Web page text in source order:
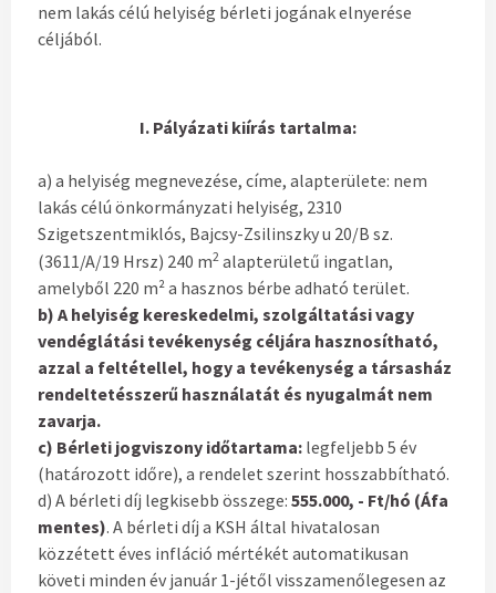
nem lakás célú helyiség bérleti jogának elnyerése
céljából.
I. Pályázati kiírás tartalma:
a) a helyiség megnevezése, címe, alapterülete: nem
lakás célú önkormányzati helyiség, 2310
Szigetszentmiklós, Bajcsy-Zsilinszky u 20/B sz.
(3611/A/19 Hrsz) 240 m2 alapterületű ingatlan,
amelyből 220 m² a hasznos bérbe adható terület.
b) A helyiség kereskedelmi, szolgáltatási vagy
vendéglátási tevékenység céljára hasznosítható,
azzal a feltétellel, hogy a tevékenység a társasház
rendeltetésszerű használatát és nyugalmát nem
zavarja.
c) Bérleti jogviszony időtartama: legfeljebb 5 év
(határozott időre), a rendelet szerint hosszabbítható.
d) A bérleti díj legkisebb összege: 555.000, - Ft/hó (Áfa
mentes). A bérleti díj a KSH által hivatalosan
közzétett éves infláció mértékét automatikusan
követi minden év január 1-jétől visszamenőlegesen az